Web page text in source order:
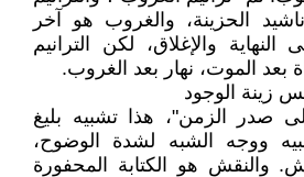
الحزينة، والغروب هو آخر
النهاية والإغلاق، لكن الترانيم
بعد الموت، نهار بعد الغروب.
زينة الوجود
صدر الزمن"، هذا تشبيه بليغ
ووجه الشبه لشدة الوضوح،
والنقش هو الكتابة المحفورة